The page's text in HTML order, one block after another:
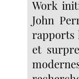
Work
John
rapports
et